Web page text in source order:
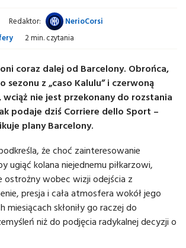
Redaktor:
NerioCorsi
2 min. czytania
coraz dalej od Barcelony. Obrońca,
sezonu z „caso Kalulu” i czerwoną
wciąż nie jest przekonany do rozstania
podaje dziś Corriere dello Sport –
plany Barcelony.
że choć zainteresowanie
ugiąć kolana niejednemu piłkarzowi,
ostrożny wobec wizji odejścia z
presja i cała atmosfera wokół jego
skłoniły go raczej do
niż do podjęcia radykalnej decyzji o